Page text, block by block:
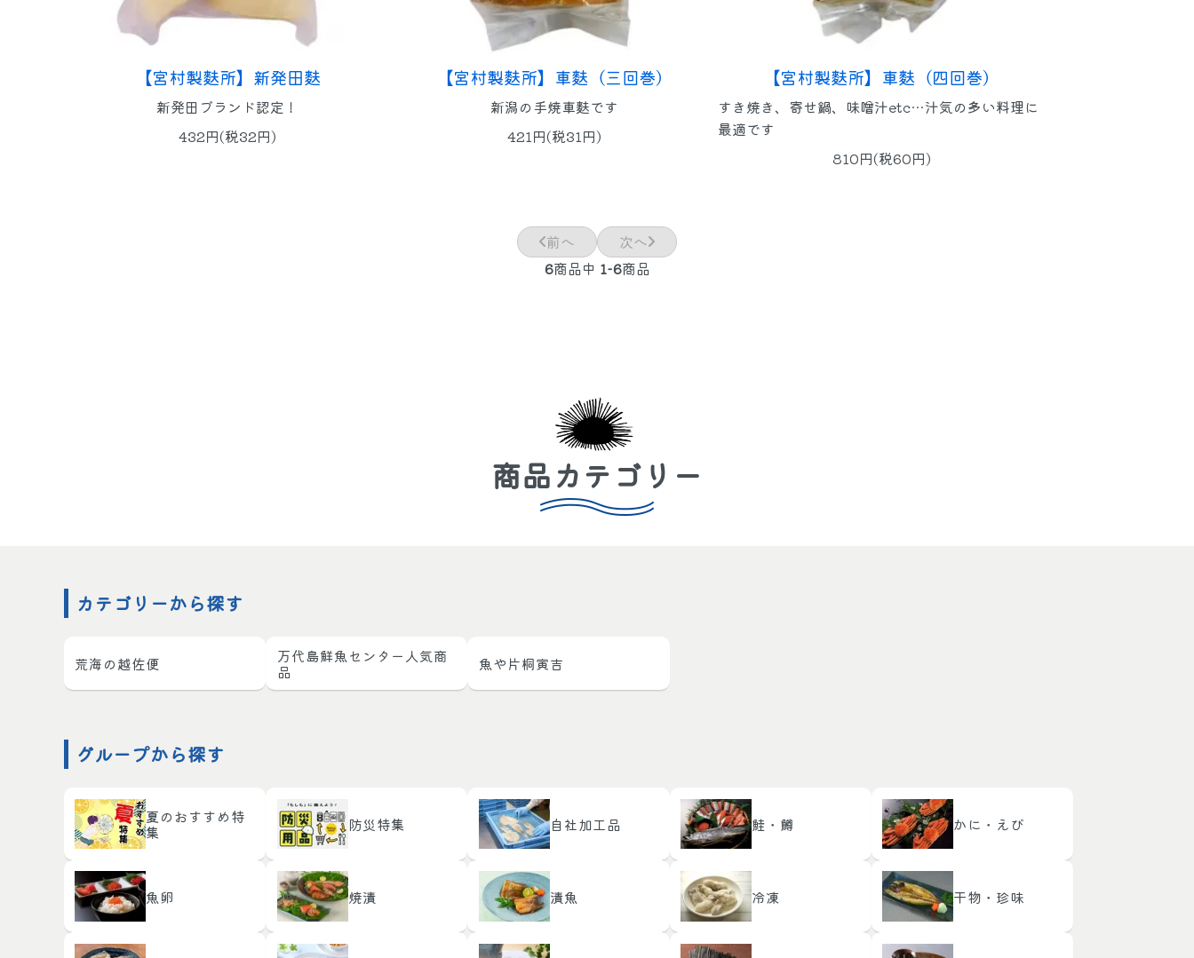
【宮村製麩所】新発田麩
新発田ブランド認定！
432円(税32円)
【宮村製麩所】車麩（三回巻）
新潟の手焼車麩です
421円(税31円)
【宮村製麩所】車麩（四回巻）
すき焼き、寄せ鍋、味噌汁etc…汁気の多い料理に
最適です
810円(税60円)
前へ
次へ
6商品中 1-6商品
商品カテゴリー
カテゴリーから探す
荒海の越佐便
万代島鮮魚センター人気商
品
魚や片桐寅吉
グループから探す
夏のおすすめ特
集
防災特集 自社加工品 鮭・鱒 かに・えび
魚卵 焼漬 漬魚 冷凍 干物・珍味